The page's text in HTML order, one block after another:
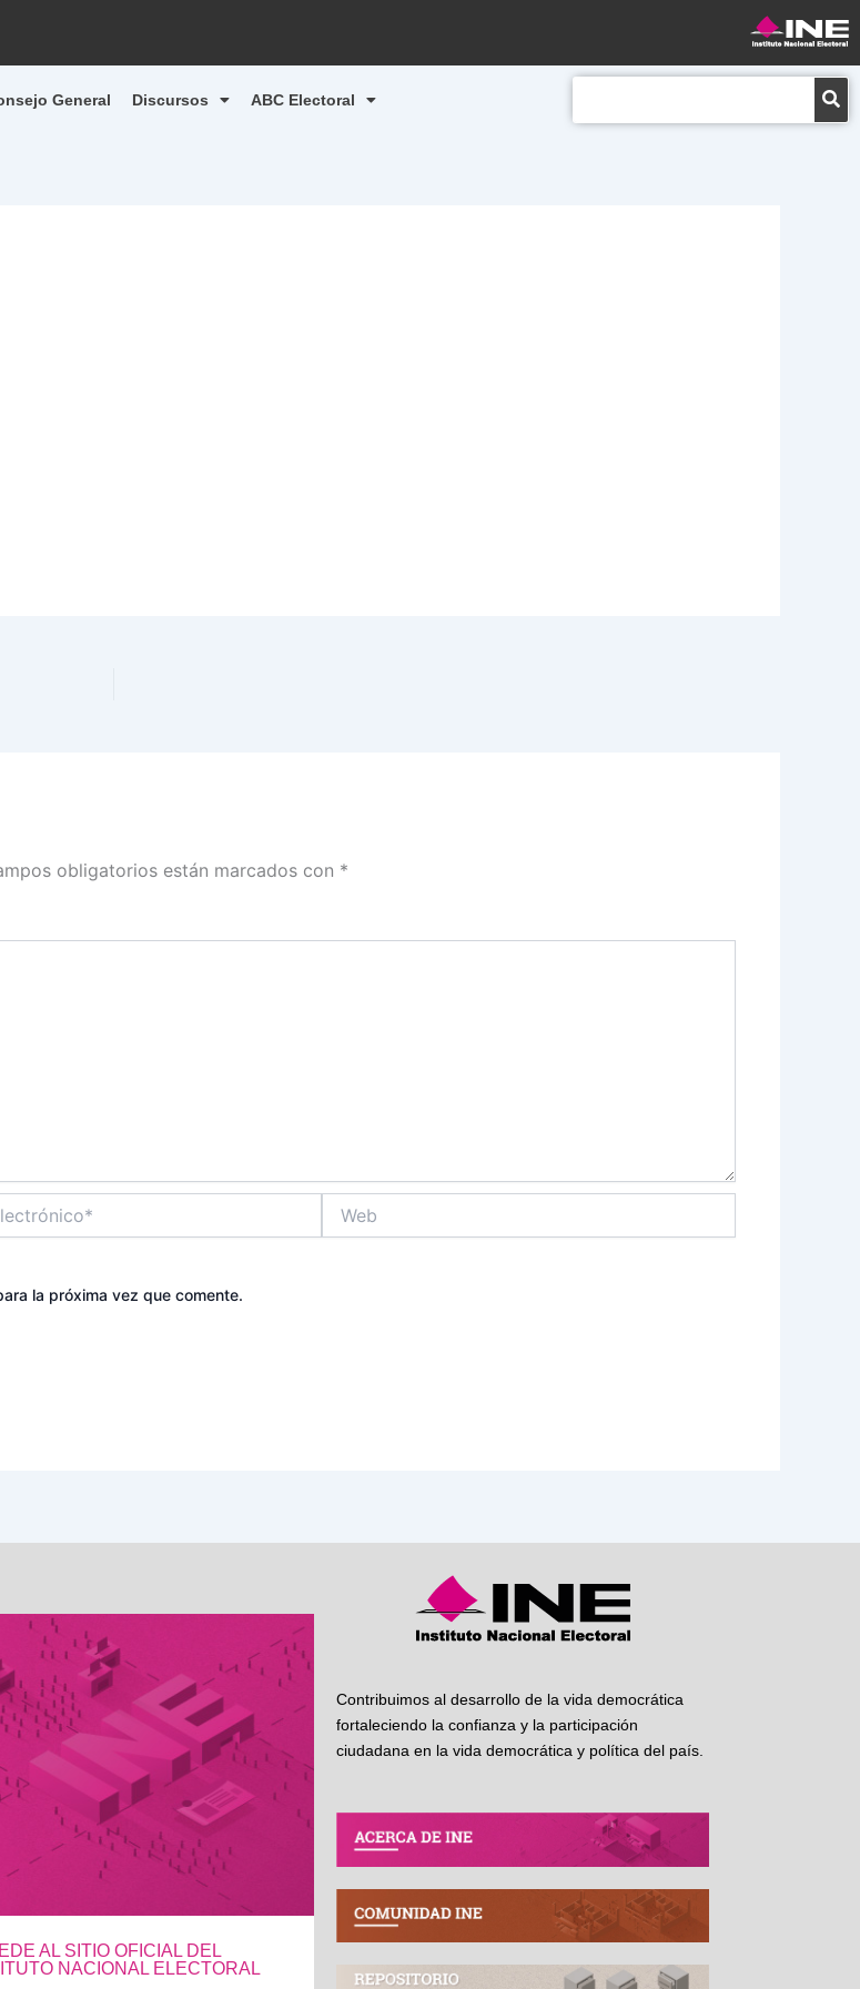
General Discursos ABC Electoral
obligatorios están marcados con *
la próxima vez que comente.
AL SITIO OFICIAL DEL
NACIONAL ELECTORAL
Contribuimos al desarrollo de la vida democrática
fortaleciendo la confianza y la participación
ciudadana en la vida democrática y política del país.